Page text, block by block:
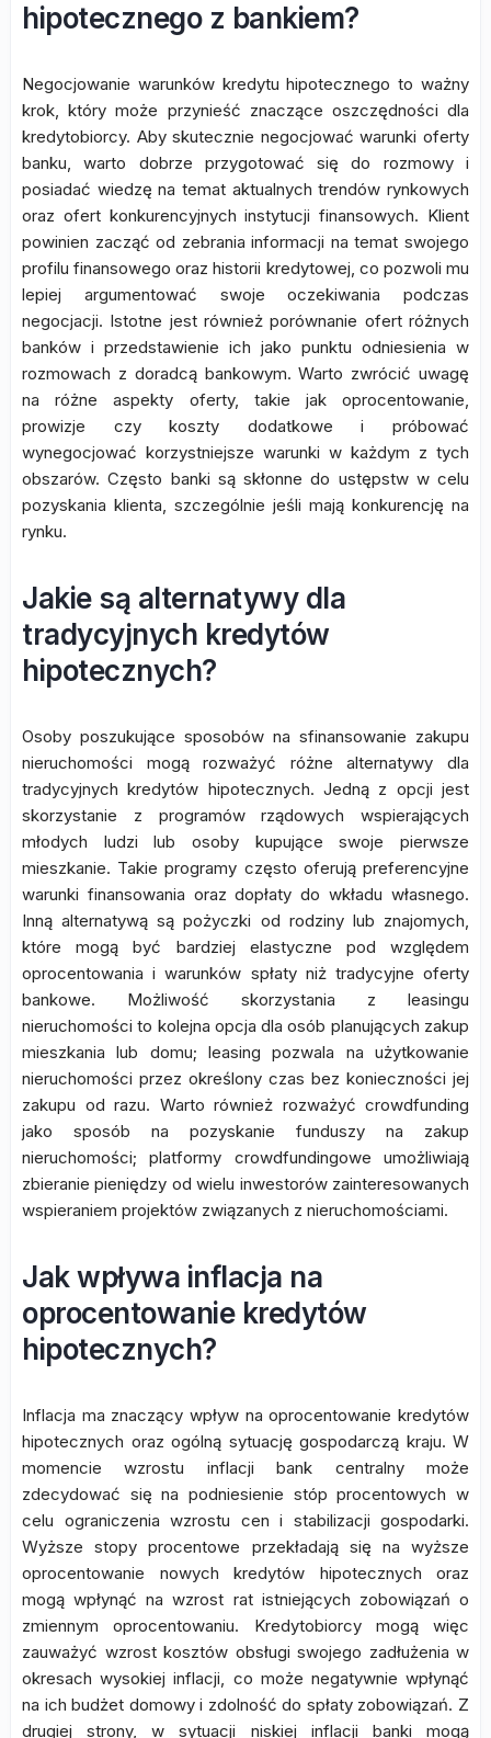
hipotecznego z bankiem?
Negocjowanie warunków kredytu hipotecznego to ważny
krok, który może przynieść znaczące oszczędności dla
kredytobiorcy. Aby skutecznie negocjować warunki oferty
banku, warto dobrze przygotować się do rozmowy i
posiadać wiedzę na temat aktualnych trendów rynkowych
oraz ofert konkurencyjnych instytucji finansowych. Klient
powinien zacząć od zebrania informacji na temat swojego
profilu finansowego oraz historii kredytowej, co pozwoli mu
lepiej argumentować swoje oczekiwania podczas
negocjacji. Istotne jest również porównanie ofert różnych
banków i przedstawienie ich jako punktu odniesienia w
rozmowach z doradcą bankowym. Warto zwrócić uwagę
na różne aspekty oferty, takie jak oprocentowanie,
prowizje czy koszty dodatkowe i próbować
wynegocjować korzystniejsze warunki w każdym z tych
obszarów. Często banki są skłonne do ustępstw w celu
pozyskania klienta, szczególnie jeśli mają konkurencję na
rynku.
Jakie są alternatywy dla
tradycyjnych kredytów
hipotecznych?
Osoby poszukujące sposobów na sfinansowanie zakupu
nieruchomości mogą rozważyć różne alternatywy dla
tradycyjnych kredytów hipotecznych. Jedną z opcji jest
skorzystanie z programów rządowych wspierających
młodych ludzi lub osoby kupujące swoje pierwsze
mieszkanie. Takie programy często oferują preferencyjne
warunki finansowania oraz dopłaty do wkładu własnego.
Inną alternatywą są pożyczki od rodziny lub znajomych,
które mogą być bardziej elastyczne pod względem
oprocentowania i warunków spłaty niż tradycyjne oferty
bankowe. Możliwość skorzystania z leasingu
nieruchomości to kolejna opcja dla osób planujących zakup
mieszkania lub domu; leasing pozwala na użytkowanie
nieruchomości przez określony czas bez konieczności jej
zakupu od razu. Warto również rozważyć crowdfunding
jako sposób na pozyskanie funduszy na zakup
nieruchomości; platformy crowdfundingowe umożliwiają
zbieranie pieniędzy od wielu inwestorów zainteresowanych
wspieraniem projektów związanych z nieruchomościami.
Jak wpływa inflacja na
oprocentowanie kredytów
hipotecznych?
Inflacja ma znaczący wpływ na oprocentowanie kredytów
hipotecznych oraz ogólną sytuację gospodarczą kraju. W
momencie wzrostu inflacji bank centralny może
zdecydować się na podniesienie stóp procentowych w
celu ograniczenia wzrostu cen i stabilizacji gospodarki.
Wyższe stopy procentowe przekładają się na wyższe
oprocentowanie nowych kredytów hipotecznych oraz
mogą wpłynąć na wzrost rat istniejących zobowiązań o
zmiennym oprocentowaniu. Kredytobiorcy mogą więc
zauważyć wzrost kosztów obsługi swojego zadłużenia w
okresach wysokiej inflacji, co może negatywnie wpłynąć
na ich budżet domowy i zdolność do spłaty zobowiązań. Z
drugiej strony, w sytuacji niskiej inflacji banki mogą